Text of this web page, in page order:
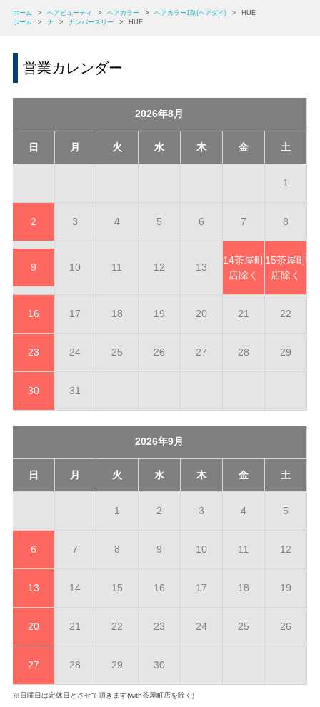
ホーム > ヘアビューティ > ヘアカラー > ヘアカラー1剤(ヘアダイ) >
HUE
ホーム
> ナ > ナンバースリー > HUE
営業カレンダー
2026年8月
日 月 火 水 木 金 土
1
2 3 4 5 6 7 8
9 10 11 12 13
14茶屋町
店除く
15茶屋町
店除く
16 17 18 19 20 21 22
23 24 25 26 27 28 29
30 31
2026年9月
日 月 火 水 木 金 土
1 2 3 4 5
6 7 8 9 10 11 12
13 14 15 16 17 18 19
20 21 22 23 24 25 26
27 28 29 30
※日曜日は定休日とさせて頂きます(with茶屋町店を除く)